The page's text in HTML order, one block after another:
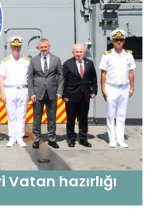
Vatan hazırlığı